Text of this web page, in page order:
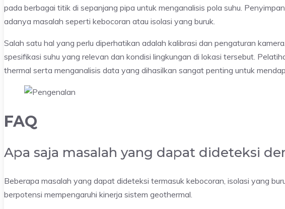
pada berbagai titik di sepanjang pipa untuk menganalisis pola suhu.
adanya masalah seperti kebocoran atau isolasi yang buruk.
Salah satu hal yang perlu diperhatikan adalah kalibrasi dan pengaturan
spesifikasi suhu yang relevan dan kondisi lingkungan di lokasi tersebut.
thermal serta menganalisis data yang dihasilkan sangat penting untuk
FAQ
Apa saja masalah yang dapat dideteksi
Beberapa masalah yang dapat dideteksi termasuk kebocoran, isolasi yang
berpotensi mempengaruhi kinerja sistem geothermal.